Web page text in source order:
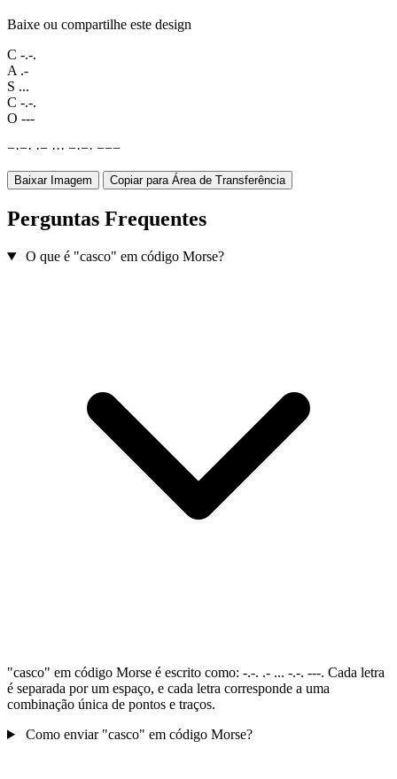
Baixe ou compartilhe este design
C -.-.
A .-
S ...
C -.-.
O ---
−·−· ·− ··· −·−· −−−
Baixar Imagem Copiar para Área de Transferência
Perguntas Frequentes
O que é "casco" em código Morse?
"casco" em código Morse é escrito como: -.-. .- ... -.-. ---. Cada letra
é separada por um espaço, e cada letra corresponde a uma
combinação única de pontos e traços.
Como enviar "casco" em código Morse?